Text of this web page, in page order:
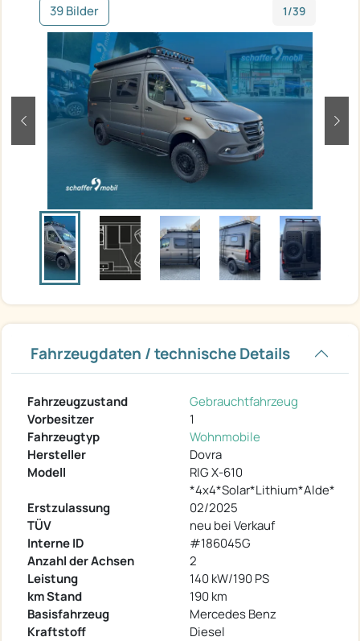
39 Bilder 1/39
zurück
Fahrzeugdaten / technische Details
Fahrzeugzustand
Gebrauchtfahrzeug
Vorbesitzer
1
Fahrzeugtyp
Wohnmobile
Hersteller
Dovra
Modell
RIG X-610
*4x4*Solar*Lithium*Alde*
Erstzulassung
02/2025
TÜV
neu bei Verkauf
Interne ID
#186045G
Anzahl der Achsen
2
Leistung
140 kW/190 PS
km Stand
190 km
Basisfahrzeug
Mercedes Benz
Kraftstoff
Diesel